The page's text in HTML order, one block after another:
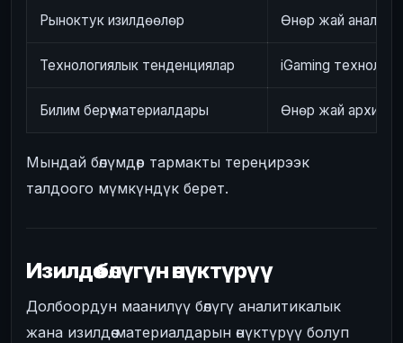
Рыноктук изилдөөлөр Өнөр жай
Технологиялык тенденциялар iGaming
Билим берүү материалдары Өнөр жай
Мындай бөлүмдөр тармакты тереңирээк
талдоого мүмкүндүк берет.
Изилдөө бөлүгүн өнүктүрүү
Долбоордун маанилүү бөлүгү аналитикалык
жана изилдөө материалдарын өнүктүрүү болуп